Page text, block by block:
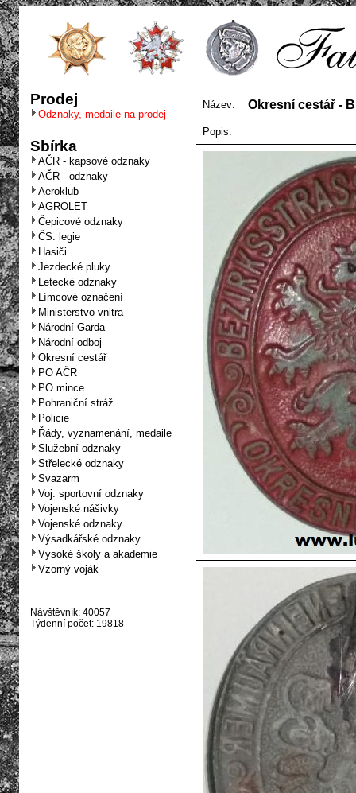
Prodej
Odznaky, medaile na prodej
Sbírka
AČR - kapsové odznaky
AČR - odznaky
Aeroklub
AGROLET
Čepicové odznaky
ČS. legie
Hasiči
Jezdecké pluky
Letecké odznaky
Límcové označení
Ministerstvo vnitra
Národní Garda
Národní odboj
Okresní cestář
PO AČR
PO mince
Pohraniční stráž
Policie
Řády, vyznamenání, medaile
Služební odznaky
Střelecké odznaky
Svazarm
Voj. sportovní odznaky
Vojenské nášivky
Vojenské odznaky
Výsadkářské odznaky
Vysoké školy a akademie
Vzorný voják
Návštěvník: 40057
Týdenní počet: 19818
Název: Okresní cestář -
Popis: